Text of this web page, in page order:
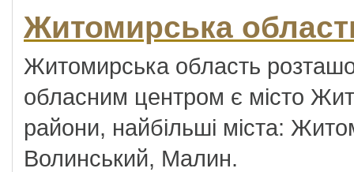
Житомирська
Житомирська область
обласним центром є місто
райони, найбільші міста:
Волинський, Малин.